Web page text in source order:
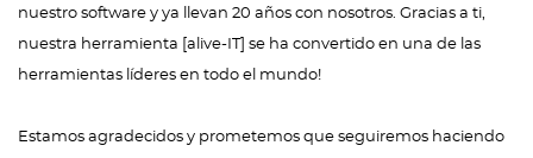
nuestro software y ya llevan 20 años con nosotros. Gracias a ti,
nuestra herramienta [alive-IT] se ha convertido en una de las
herramientas líderes en todo el mundo!
Estamos agradecidos y prometemos que seguiremos haciendo